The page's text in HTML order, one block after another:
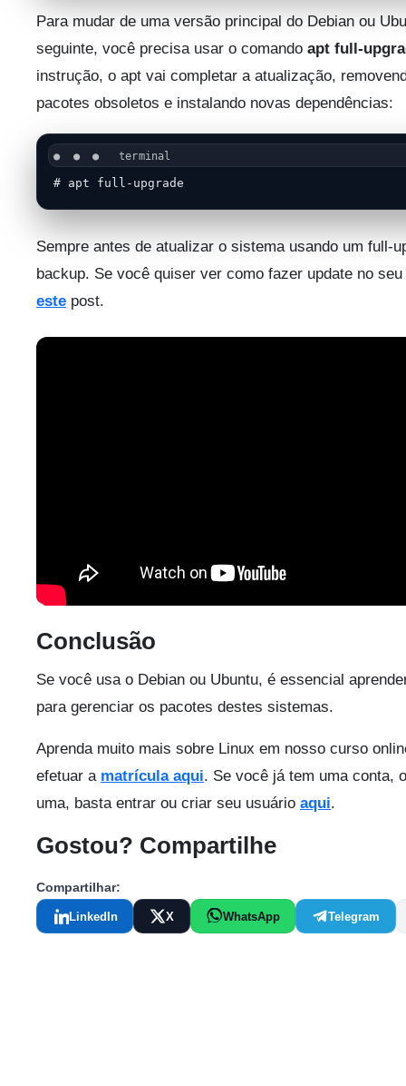
Para mudar de uma versão principal do Debian ou
seguinte, você precisa usar o comando apt full-
instrução, o apt vai completar a atualização,
pacotes obsoletos e instalando novas dependências:
# apt full-upgrade
Sempre antes de atualizar o sistema usando um full-
backup. Se você quiser ver como fazer update no
este post.
Conclusão
Se você usa o Debian ou Ubuntu, é essencial
para gerenciar os pacotes destes sistemas.
Aprenda muito mais sobre Linux em nosso curso
efetuar a matrícula aqui. Se você já tem uma conta,
uma, basta entrar ou criar seu usuário aqui.
Gostou? Compartilhe
Compartilhar:
LinkedIn X WhatsApp Telegram